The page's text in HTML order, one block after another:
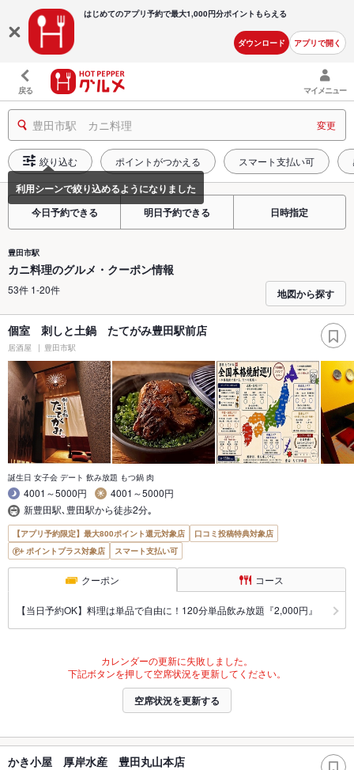
はじめてのアプリ予約で最大1,000円分ポイントもらえる
ダウンロード アプリで開く
戻る マイメニュー
豊田市駅 カニ料理 変更
絞り込む ポイントがつかえる スマート支払い可
今日予約できる 明日予約できる 日時指定
豊田市駅
カニ料理のグルメ・クーポン情報
53件 1-20件 地図から探す
個室 刺しと土鍋 たてがみ豊田駅前店
居酒屋 豊田市駅
誕生日 女子会 デート 飲み放題 もつ鍋 肉
4001～5000円
4001～5000円
新豊田駅､豊田駅から徒歩2分｡
【アプリ予約限定】最大800ポイント還元対象店
口コミ投稿特典対象店
ポイントプラス対象店
スマート支払い可
クーポン コース
【当日予約OK】料理は単品で自由に！120分単品飲み放題『2,000円』
カレンダーの更新に失敗しました。
下記ボタンを押して空席状況を更新してください。
空席状況を更新する
かき小屋 厚岸水産 豊田丸山本店